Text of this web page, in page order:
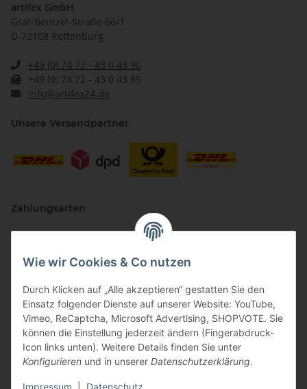
Wie wir Cookies & Co nutzen
Durch Klicken auf „Alle akzeptieren“ gestatten Sie den
Einsatz folgender Dienste auf unserer Website: YouTube,
Vimeo, ReCaptcha, Microsoft Advertising, SHOPVOTE. Sie
können die Einstellung jederzeit ändern (Fingerabdruck-
Icon links unten). Weitere Details finden Sie unter
Konfigurieren und in unserer Datenschutzerklärung.
artifex GmbH
Graf-Bentzel-Straße 66/1
D-72108 Rottenburg
+49 (0) 74 72 - 43 0 43 90
+49 (0) 74 72 - 43 0 43 89
info@artifex24.de
Unsere Versandpartner
Zahlungsarten
Vertriebspartner